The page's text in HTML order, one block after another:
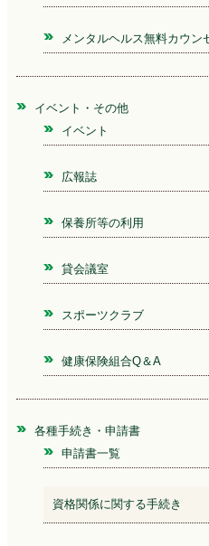
メンタルヘルス無料カウン
イベント・その他
イベント
広報誌
保養所等の利用
貸会議室
スポーツクラブ
健康保険組合Q＆A
各種手続き・申請書
申請書一覧
資格関係に関する手続き